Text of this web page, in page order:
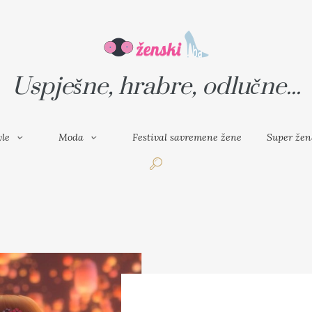
SUPER ŽENA
Uspješne, hrabre, odlučne...
Moda Festival savremene žene Super